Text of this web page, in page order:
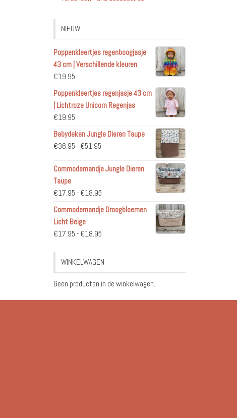
NIEUW
Poppenkleertjes regenboogjasje
43 cm | Verschillende kleuren
€19.95
Poppenkleertjes regenjasje 43 cm
| Lichtroze Unicorn Regenjas
€19.95
Babydeken Jungle Dieren Taupe
€36.95 - €51.95Prijsklasse:
tot
Commodemandje Jungle Dieren
Taupe
€17.95 - €18.95Prijsklasse:
€17.95
€18.95
Commodemandje Droogbloemen
Licht Beige
€17.95 - €18.95Prijsklasse:
tot
WINKELWAGEN
Geen producten in de winkelwagen.